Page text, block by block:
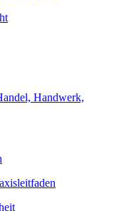
Handwerk,